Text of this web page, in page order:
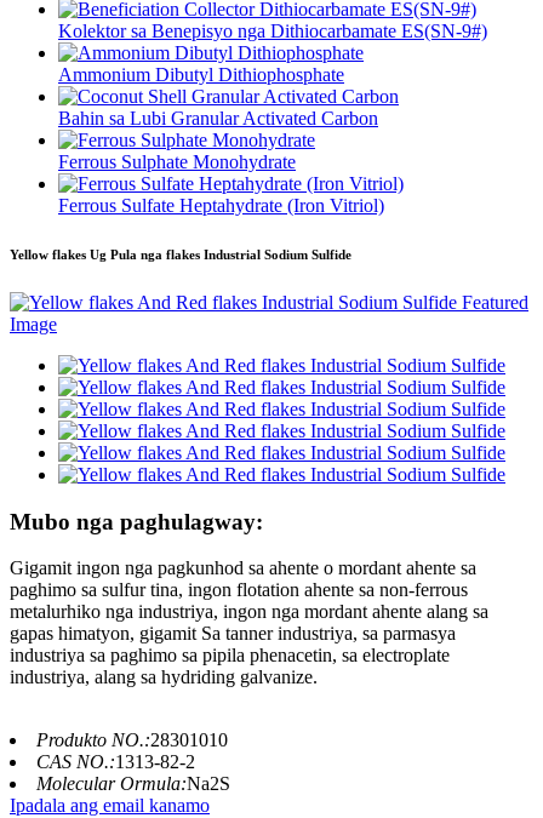
Kolektor sa Benepisyo nga Dithiocarbamate ES(SN-9#)
Ammonium Dibutyl Dithiophosphate
Bahin sa Lubi Granular Activated Carbon
Ferrous Sulphate Monohydrate
Ferrous Sulfate Heptahydrate (Iron Vitriol)
Yellow flakes Ug Pula nga flakes Industrial Sodium Sulfide
Mubo nga paghulagway:
Gigamit ingon nga pagkunhod sa ahente o mordant ahente sa
paghimo sa sulfur tina, ingon flotation ahente sa non-ferrous
metalurhiko nga industriya, ingon nga mordant ahente alang sa
gapas himatyon, gigamit Sa tanner industriya, sa parmasya
industriya sa paghimo sa pipila phenacetin, sa electroplate
industriya, alang sa hydriding galvanize.
Produkto NO.:28301010
CAS NO.:1313-82-2
Molecular Ormula:Na2S
Ipadala ang email kanamo